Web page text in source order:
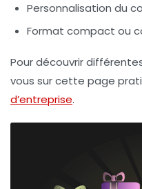
Personnalisation du
Format compact ou
Pour découvrir
vous sur cette page
d’entreprise.